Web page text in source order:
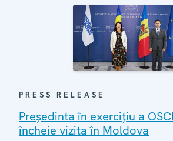
PRESS RELEASE
Președinta în exercițiu a
încheie vizita în Moldova